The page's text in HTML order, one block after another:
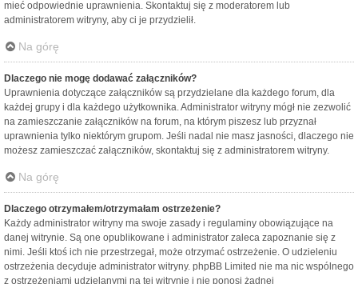
mieć odpowiednie uprawnienia. Skontaktuj się z moderatorem lub
administratorem witryny, aby ci je przydzielił.
Na górę
Dlaczego nie mogę dodawać załączników?
Uprawnienia dotyczące załączników są przydzielane dla każdego forum, dla
każdej grupy i dla każdego użytkownika. Administrator witryny mógł nie zezwolić
na zamieszczanie załączników na forum, na którym piszesz lub przyznał
uprawnienia tylko niektórym grupom. Jeśli nadal nie masz jasności, dlaczego nie
możesz zamieszczać załączników, skontaktuj się z administratorem witryny.
Na górę
Dlaczego otrzymałem/otrzymałam ostrzeżenie?
Każdy administrator witryny ma swoje zasady i regulaminy obowiązujące na
danej witrynie. Są one opublikowane i administrator zaleca zapoznanie się z
nimi. Jeśli ktoś ich nie przestrzegał, może otrzymać ostrzeżenie. O udzieleniu
ostrzeżenia decyduje administrator witryny. phpBB Limited nie ma nic wspólnego
z ostrzeżeniami udzielanymi na tej witrynie i nie ponosi żadnej